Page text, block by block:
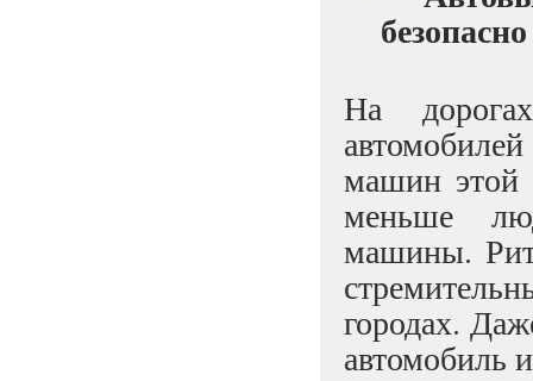
На
машин этой
меньше
машины.
городах.
автомобиль